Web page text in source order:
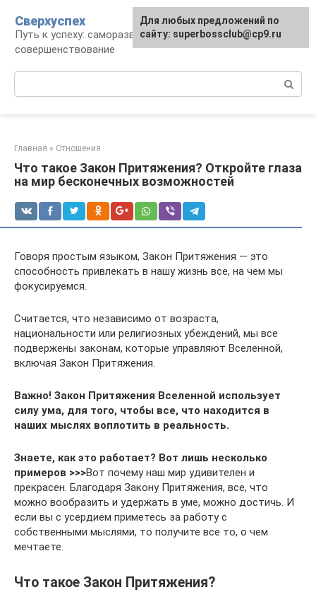
контенту
Сверхуспех
Путь к успеху: саморазвитие и
совершенствование
Главная » Отношения
Что такое Закон Притяжения? Откройте глаза
на мир бесконечных возможностей
Говоря простым языком, Закон Притяжения — это
способность привлекать в нашу жизнь все, на чем мы
фокусируемся.
Считается, что независимо от возраста,
национальности или религиозных убеждений, мы все
подвержены законам, которые управляют Вселенной,
включая Закон Притяжения.
Важно! Закон Притяжения Вселенной использует
силу ума, для того, чтобы все, что находится в
наших мыслях воплотить в реальность.
Знаете, как это работает? Вот лишь несколько
примеров >>>Вот почему наш мир удивителен и
прекрасен. Благодаря Закону Притяжения, все, что
можно вообразить и удержать в уме, можно достичь. И
если вы с усердием приметесь за работу с
собственными мыслями, то получите все то, о чем
мечтаете.
Что такое Закон Притяжения?
Для любых предложений по
сайту: superbossclub@cp9.ru